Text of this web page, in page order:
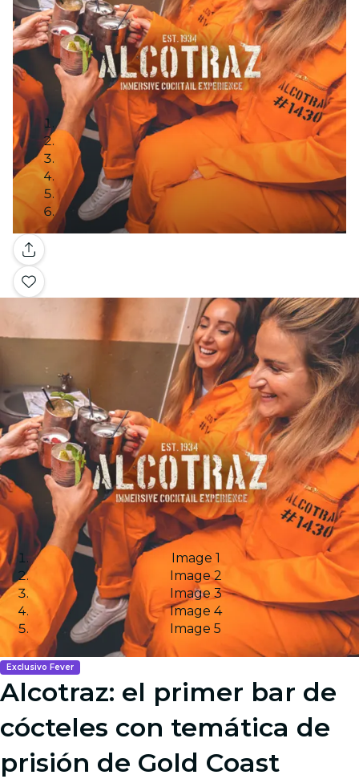
Galería
Image 1
Image 2
Image 3
Image 4
Image 5
Exclusivo Fever
Alcotraz: el primer bar de
cócteles con temática de
prisión de Gold Coast